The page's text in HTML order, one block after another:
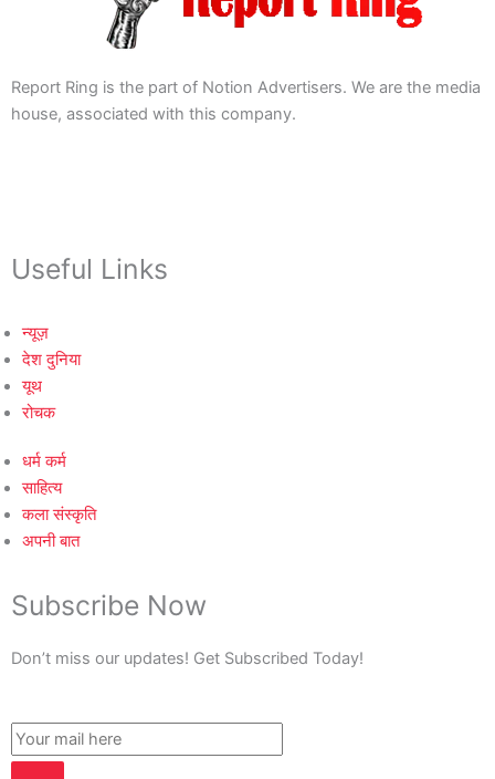
Report Ring is the part of Notion Advertisers. We are the media
house, associated with this company.
Useful Links
न्यूज़
देश दुनिया
यूथ
रोचक
धर्म कर्म
साहित्य
कला संस्कृति
अपनी बात
Subscribe Now
Don’t miss our updates! Get Subscribed Today!